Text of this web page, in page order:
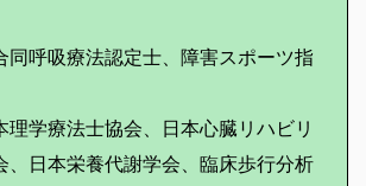
同呼吸療法認定士、障害スポーツ指
理学療法士協会、日本心臓リハビリ
、日本栄養代謝学会、臨床歩行分析